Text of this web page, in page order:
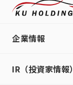
企業情報
IR（投資家情報）